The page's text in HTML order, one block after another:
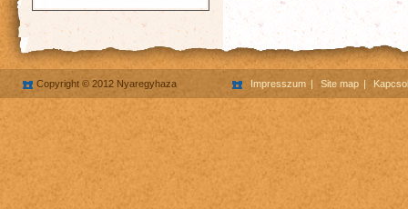
Copyright © 2012 Nyaregyhaza Impresszum Site map